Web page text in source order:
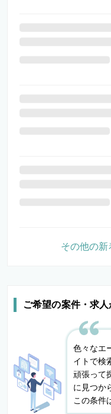
ご希望の案件・求
色々なエ
イトで検
頑張って
に見つか
この条件
その他の